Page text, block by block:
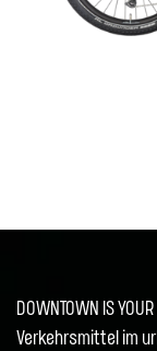
DOWNTOWN IS
Verkehrsmittel im